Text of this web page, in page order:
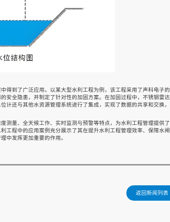
得到了广泛应用。以某大型水利工程为例，该工程采用了声科电子
安全隐患，并制定了针对性的加固方案。在加固过程中，不锈钢雷
计还与其他水资源管理系统进行了集成，实现了数据的共享和交换
测量、全天候工作、实时监测与预警等特点，为水利工程管理提供
工程中的应用案例充分展示了其在提升水利工程管理效率、保障水
中发挥更加重要的作用。
返回新闻列表